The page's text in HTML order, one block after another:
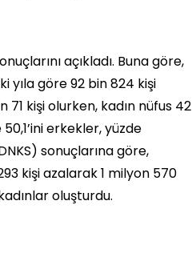
açıkladı. Buna göre,
yıla göre 92 bin 824 kişi
kişi olurken, kadın nüfus 42
erkekler, yüzde
sonuçlarına göre,
kişi azalarak 1 milyon 570
oluşturdu.